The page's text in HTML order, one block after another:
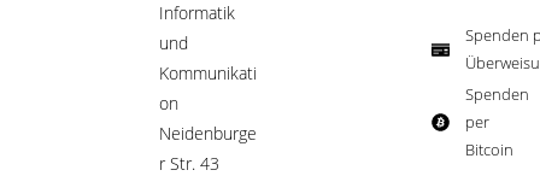
Informatik
und
Kommunikati
on
Neidenburge
r Str. 43
Spenden
Spenden
per
Bitcoin​